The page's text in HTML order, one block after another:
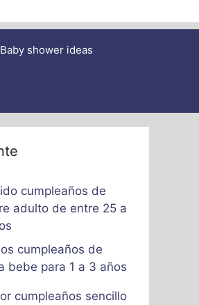
Baby shower ideas
cumpleaños de
adulto de entre 25 a
cumpleaños de
bebe para 1 a 3 años
cumpleaños sencillo